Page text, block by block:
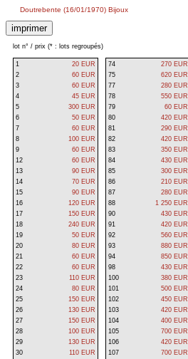
Doutrebente (16/01/1970) Bijoux
lot n° / prix (* : lots regroupés)
1
20 EUR
2
60 EUR
3
60 EUR
4
45 EUR
5
300 EUR
6
50 EUR
7
60 EUR
8
100 EUR
9
60 EUR
12
60 EUR
13
90 EUR
14
70 EUR
15
90 EUR
16
120 EUR
17
150 EUR
18
240 EUR
19
50 EUR
20
80 EUR
21
60 EUR
22
60 EUR
23
110 EUR
24
80 EUR
25
150 EUR
26
130 EUR
27
150 EUR
28
100 EUR
29
130 EUR
30
110 EUR
74
270 EUR
75
620 EUR
77
280 EUR
78
550 EUR
79
60 EUR
80
420 EUR
81
290 EUR
82
420 EUR
83
350 EUR
84
430 EUR
85
300 EUR
86
210 EUR
87
280 EUR
88
1 250 EUR
90
430 EUR
91
420 EUR
92
560 EUR
93
880 EUR
94
850 EUR
98
430 EUR
100
380 EUR
101
500 EUR
102
450 EUR
103
420 EUR
104
400 EUR
105
700 EUR
106
420 EUR
107
700 EUR